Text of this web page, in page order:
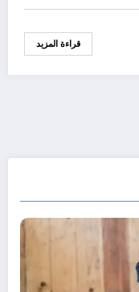
قراءة المزيد